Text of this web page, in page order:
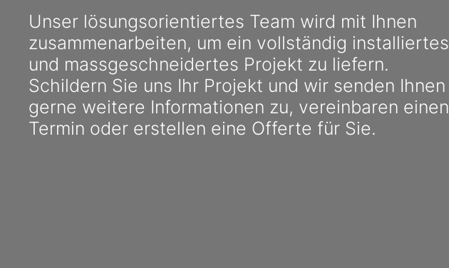
Unser lösungs­orientiertes Team wird mit Ihnen
zusammen­arbeiten, um ein voll­ständig installiertes
und mass­geschnei­dertes Projekt zu liefern.
Schildern Sie uns Ihr Projekt und wir senden Ihnen
gerne weitere Informa­tionen zu, vereinbaren einen
Termin oder erstellen eine Offerte für Sie.